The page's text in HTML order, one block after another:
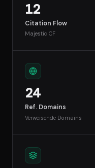
12
Citation Flow
Majestic CF
24
Ref. Domains
Verweisende Domains